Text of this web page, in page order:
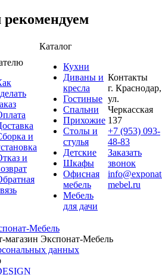
и
и
Каталог
Кухни
Диваны и
кресла
Гостиные
Спальни
Прихожие
Столы и
стулья
Детские
Шкафы
Офисная
мебель
Мебель
для дачи
Контакты
г. Краснодар,
ул.
Черкасская
137
+7 (953) 093-
48-83
Заказать
звонок
mebel.ru
магазин Экспонат-Мебель
данных